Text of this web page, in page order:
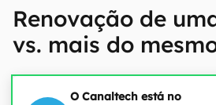
Renovação de
vs. mais do
O Canaltech está no